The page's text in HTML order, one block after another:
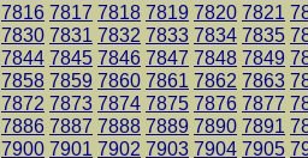
7816 7817 7818 7819 7820 7821
7830 7831 7832 7833 7834 7835
7844 7845 7846 7847 7848 7849
7858 7859 7860 7861 7862 7863
7872 7873 7874 7875 7876 7877
7886 7887 7888 7889 7890 7891
7900 7901 7902 7903 7904 7905